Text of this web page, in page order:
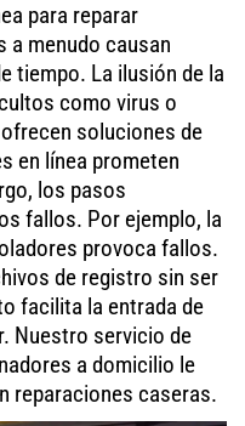
para reparar
menudo causan
tiempo. La ilusión de la
como virus o
soluciones de
en línea prometen
los pasos
fallos. Por ejemplo, la
provoca fallos.
de registro sin ser
facilita la entrada de
Nuestro servicio de
a domicilio le
reparaciones caseras.